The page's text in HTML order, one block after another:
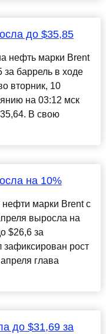
до $35,85
нефть марки Brent
баррель в ходе
вторник, 10
на 03:12 мск
В свою
на 10%
марки Brent с
выросла на
$26,6 за
зафиксирован рост
глава
до $31,69 за